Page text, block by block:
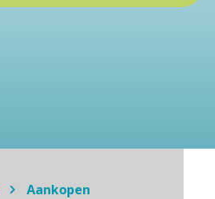
Aankopen